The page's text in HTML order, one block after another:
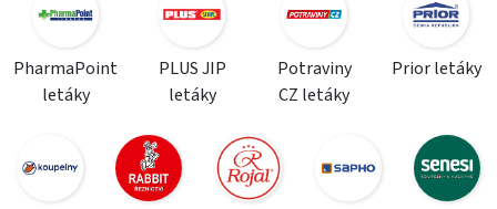
PharmaPoint
letáky
PLUS JIP
letáky
Potraviny
CZ letáky
Prior letáky